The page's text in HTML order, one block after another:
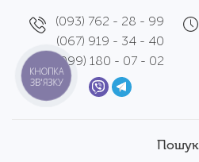
(093) 762 - 28 - 99
(067) 919 - 34 - 40
(099) 180 - 07 - 02
Пошук
КНОПКА
ЗВ'ЯЗКУ